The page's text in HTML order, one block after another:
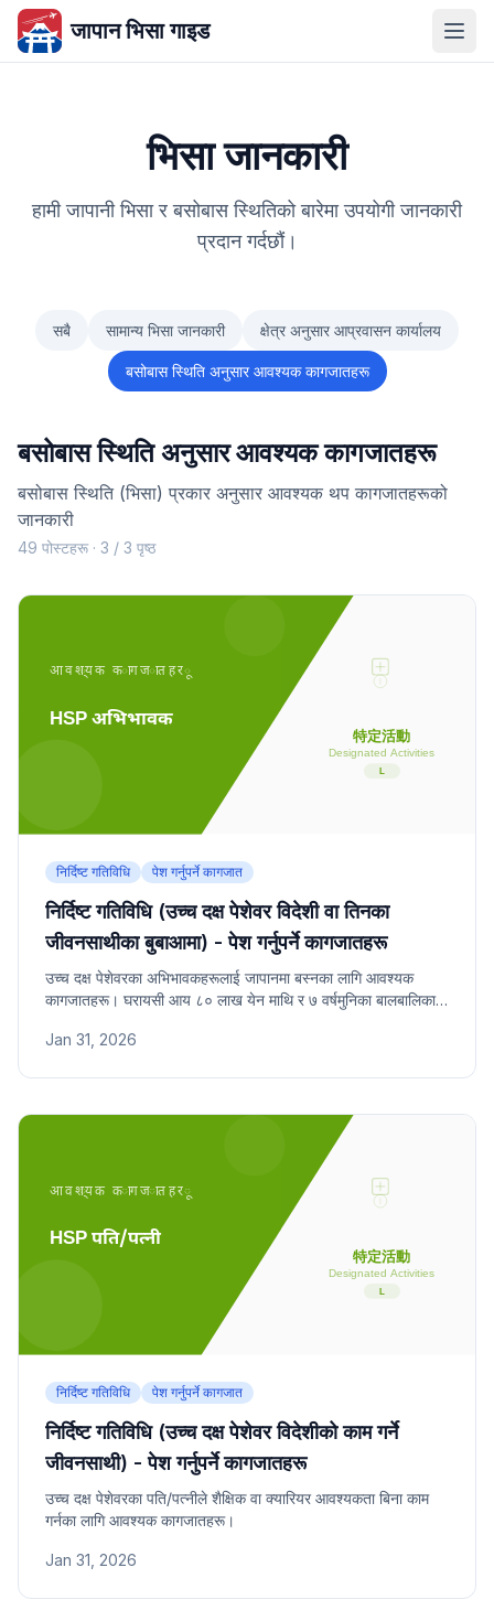
जापान भिसा गाइड
भिसा जानकारी
हामी जापानी भिसा र बसोबास स्थितिको बारेमा उपयोगी जानकारी
प्रदान गर्दछौं।
सबै सामान्य भिसा जानकारी क्षेत्र अनुसार आप्रवासन कार्यालय
बसोबास स्थिति अनुसार आवश्यक कागजातहरू
बसोबास स्थिति अनुसार आवश्यक कागजातहरू
बसोबास स्थिति (भिसा) प्रकार अनुसार आवश्यक थप कागजातहरूको
जानकारी
49 पोस्टहरू · 3 / 3 पृष्ठ
निर्दिष्ट गतिविधि पेश गर्नुपर्ने कागजात
निर्दिष्ट गतिविधि (उच्च दक्ष पेशेवर विदेशी वा तिनका
जीवनसाथीका बुबाआमा) - पेश गर्नुपर्ने कागजातहरू
उच्च दक्ष पेशेवरका अभिभावकहरूलाई जापानमा बस्नका लागि आवश्यक
कागजातहरू। घरायसी आय ८० लाख येन माथि र ७ वर्षमुनिका बालबालिका
Jan 31, 2026
निर्दिष्ट गतिविधि पेश गर्नुपर्ने कागजात
निर्दिष्ट गतिविधि (उच्च दक्ष पेशेवर विदेशीको काम गर्ने
जीवनसाथी) - पेश गर्नुपर्ने कागजातहरू
उच्च दक्ष पेशेवरका पति/पत्नीले शैक्षिक वा क्यारियर आवश्यकता बिना काम
गर्नका लागि आवश्यक कागजातहरू।
Jan 31, 2026